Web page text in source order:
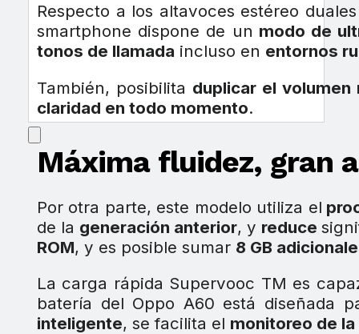
Respecto a los altavoces estéreo
smartphone dispone de un modo de
tonos de llamada incluso en entornos
También, posibilita duplicar el volumen
claridad en todo momento.
Máxima fluidez, gran
Por otra parte, este modelo utiliza el
de la generación anterior, y reduce
ROM, y es posible sumar 8 GB
La carga rápida Supervooc TM es
batería del Oppo A60 está diseñada
inteligente, se facilita el monitoreo de la